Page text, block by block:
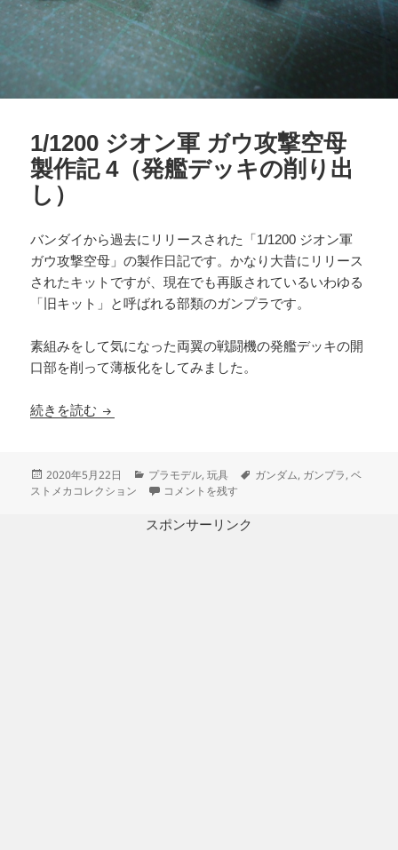
1/1200 ジオン軍 ガウ攻撃空母
製作記 4（発艦デッキの削り出
し）
バンダイから過去にリリースされた「1/1200 ジオン軍
ガウ攻撃空母」の製作日記です。かなり大昔にリリース
されたキットですが、現在でも再販されているいわゆる
「旧キット」と呼ばれる部類のガンプラです。
素組みをして気になった両翼の戦闘機の発艦デッキの開
口部を削って薄板化をしてみました。
続きを読む 1/1200 ジオン軍 ガウ攻撃空母 製作記 4（発艦デ
投
稿
2020年5月22日
カ
テ
リ
プラモデル,玩具
タ
ガンダム, ガンプラ,ベ
ストメカコレクション
1/1200 ジオン軍 ガウ攻撃空母 製作記 4（発艦
コメントを残す
スポンサーリンク